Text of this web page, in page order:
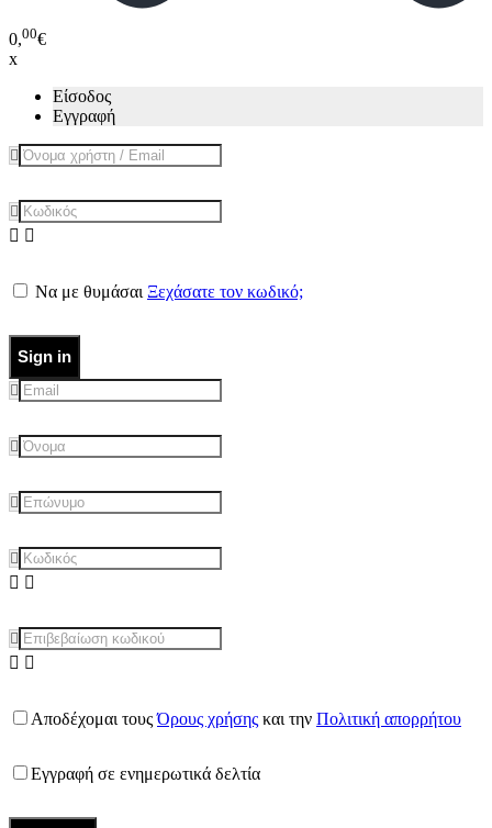
0,00€
x
Είσοδος
Εγγραφή
Να με θυμάσαι Ξεχάσατε τον κωδικό;
Sign in
Αποδέχομαι τουςΌρους χρήσης και την Πολιτική απορρήτου
Εγγραφή σε ενημερωτικά δελτία